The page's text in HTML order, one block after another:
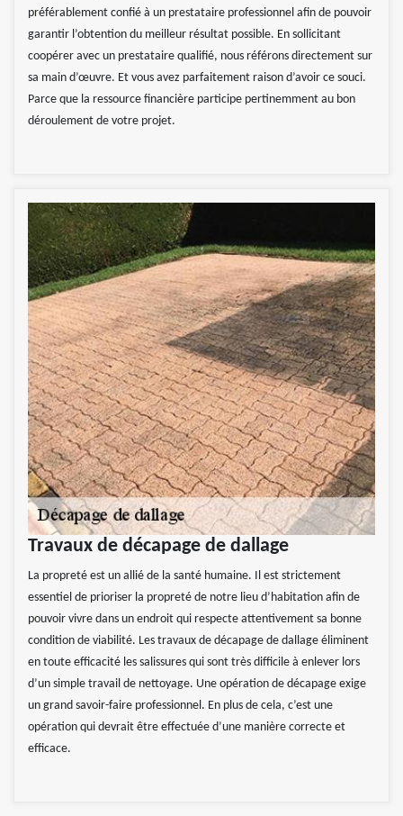
préférablement confié à un prestataire professionnel afin de pouvoir
garantir l’obtention du meilleur résultat possible. En sollicitant
coopérer avec un prestataire qualifié, nous référons directement sur
sa main d’œuvre. Et vous avez parfaitement raison d’avoir ce souci.
Parce que la ressource financière participe pertinemment au bon
déroulement de votre projet.
Travaux de décapage de dallage
La propreté est un allié de la santé humaine. Il est strictement
essentiel de prioriser la propreté de notre lieu d’habitation afin de
pouvoir vivre dans un endroit qui respecte attentivement sa bonne
condition de viabilité. Les travaux de décapage de dallage éliminent
en toute efficacité les salissures qui sont très difficile à enlever lors
d’un simple travail de nettoyage. Une opération de décapage exige
un grand savoir-faire professionnel. En plus de cela, c’est une
opération qui devrait être effectuée d’une manière correcte et
efficace.